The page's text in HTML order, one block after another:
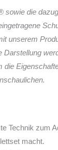
sowie die
unserem
Darstellung
die
Technik zum
macht.